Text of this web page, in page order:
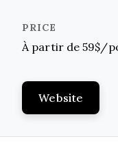
À partir de 59$/
Website